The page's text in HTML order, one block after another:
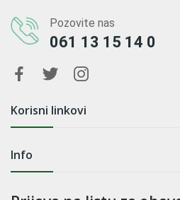
Pozovite nas
061 13 15 14 0
Korisni linkovi
Info